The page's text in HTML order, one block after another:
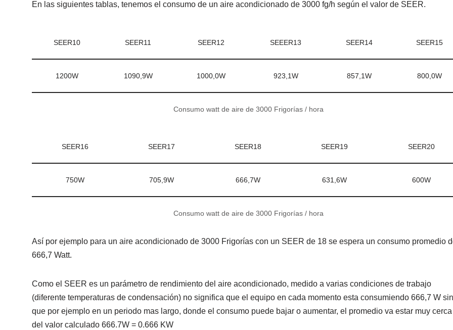
En las siguientes tablas, tenemos el consumo de un aire acondicionado de 3000 fg/h según el valor de SEER.
SEER10 SEER11 SEER12 SEEER13 SEER14 SEER15
1200W 1090,9W 1000,0W 923,1W 857,1W 800,0W
Consumo watt de aire de 3000 Frigorías / hora
SEER16 SEER17 SEER18 SEER19 SEER20
750W 705,9W 666,7W 631,6W 600W
Consumo watt de aire de 3000 Frigorías / hora
Así por ejemplo para un aire acondicionado de 3000 Frigorías con un SEER de 18 se espera un consumo promedio
666,7 Watt.
Como el SEER es un parámetro de rendimiento del aire acondicionado, medido a varias condiciones de trabajo
(diferente temperaturas de condensación) no significa que el equipo en cada momento esta consumiendo 666,7 W
que por ejemplo en un periodo mas largo, donde el consumo puede bajar o aumentar, el promedio va estar muy cerca
del valor calculado 666.7W = 0.666 KW